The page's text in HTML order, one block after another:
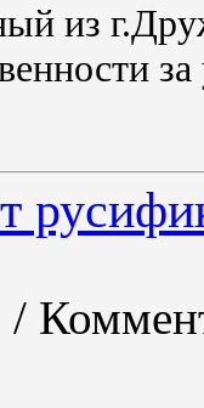
из